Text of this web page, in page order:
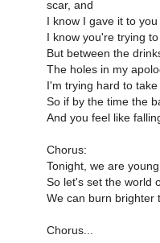
scar, and
I know I gave it to
I know you're trying
But between the
The holes in my
I'm trying hard to
So if by the time the
And you feel like
Chorus:
Tonight, we are young
So let's set the world
We can burn brighter
Chorus...